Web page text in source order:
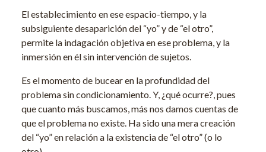
El establecimiento en ese espacio-tiempo, y la
subsiguiente desaparición del “yo” y de “el otro”,
permite la indagación objetiva en ese problema, y la
inmersión en él sin intervención de sujetos.
Es el momento de bucear en la profundidad del
problema sin condicionamiento. Y, ¿qué ocurre?, pues
que cuanto más buscamos, más nos damos cuentas de
que el problema no existe. Ha sido una mera creación
del “yo” en relación a la existencia de “el otro” (o lo